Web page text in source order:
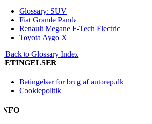
Glossary: SUV
Fiat Grande Panda
Renault Megane E-Tech Electric
Toyota Aygo X
« Back to Glossary Index
BETINGELSER
Betingelser for brug af autorep.dk
Cookiepolitik
INFO